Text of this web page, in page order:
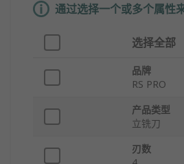
通过选择一个或多个属性
选择全部
品牌
RS PRO
产品类型
立铣刀
刃数